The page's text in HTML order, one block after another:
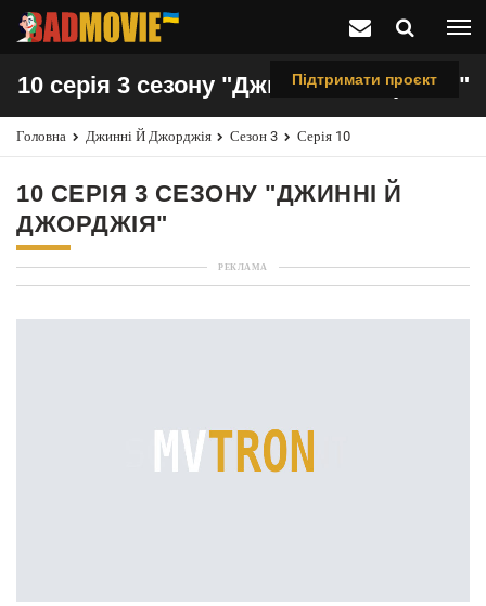
Підтримати проєкт
10 серія 3 сезону "Джинні й Джорджія"
Головна Джинні Й Джорджія Сезон 3 Серія 10
10 СЕРІЯ 3 СЕЗОНУ "ДЖИННІ Й
ДЖОРДЖІЯ"
РЕКЛАМА